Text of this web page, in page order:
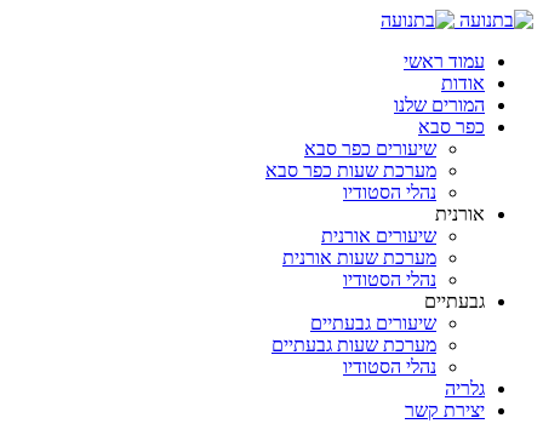
עמוד ראשי
אודות
המורים שלנו
כפר סבא
שיעורים כפר סבא
מערכת שעות כפר סבא
נהלי הסטודיו
אורנית
שיעורים אורנית
מערכת שעות אורנית
נהלי הסטודיו
גבעתיים
שיעורים גבעתיים
מערכת שעות גבעתיים
נהלי הסטודיו
גלריה
יצירת קשר